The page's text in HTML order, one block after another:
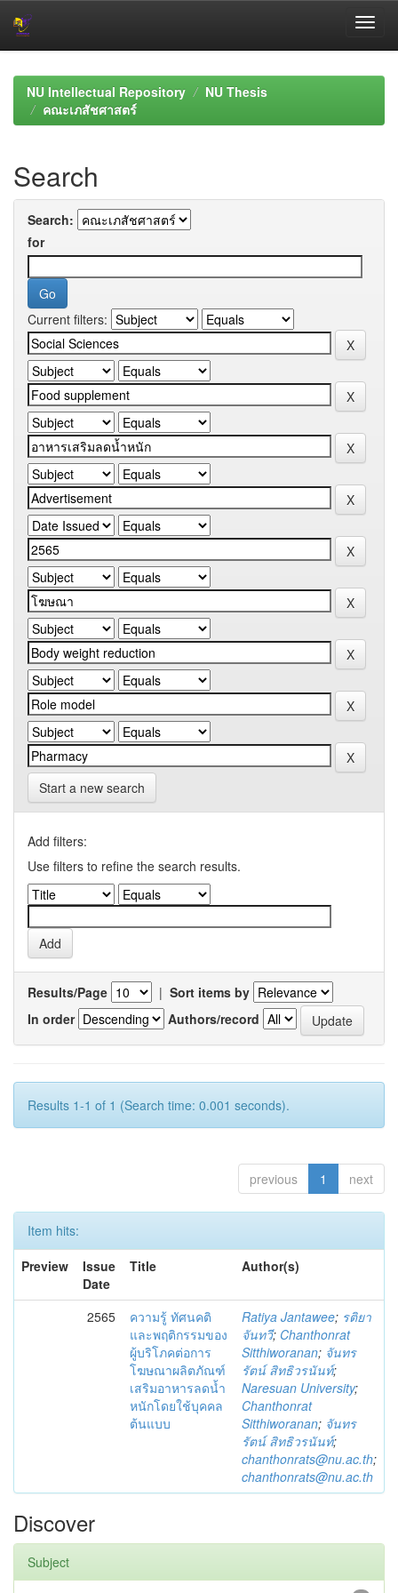
navigationNU Intellectual Repository
NU Thesis
คณะเภสัชศาสตร์
Search
Search:
for
Current filters:
Start a new search
Add filters:
Use filters to refine the search results.
Results/Page | Sort items by
In order
Authors/record
Results 1-1 of 1 (Search time: 0.001 seconds).
previous 1 next
Item hits:
Preview
Issue
Date
Title Author(s)
2565
ความรู้ ทัศนคติ
และพฤติกรรมของ
ผู้บริโภคต่อการ
โฆษณาผลิตภัณฑ์
เสริมอาหารลดน้ำ
หนักโดยใช้บุคคล
ต้นแบบ
Ratiya Jantawee; รติยา
จันทวี; Chanthonrat
Sitthiworanan; จันทร
รัตน์ สิทธิวรนันท์;
Naresuan University;
Chanthonrat
Sitthiworanan; จันทร
รัตน์ สิทธิวรนันท์;
chanthonrats@nu.ac.th;
chanthonrats@nu.ac.th
Discover
Subject